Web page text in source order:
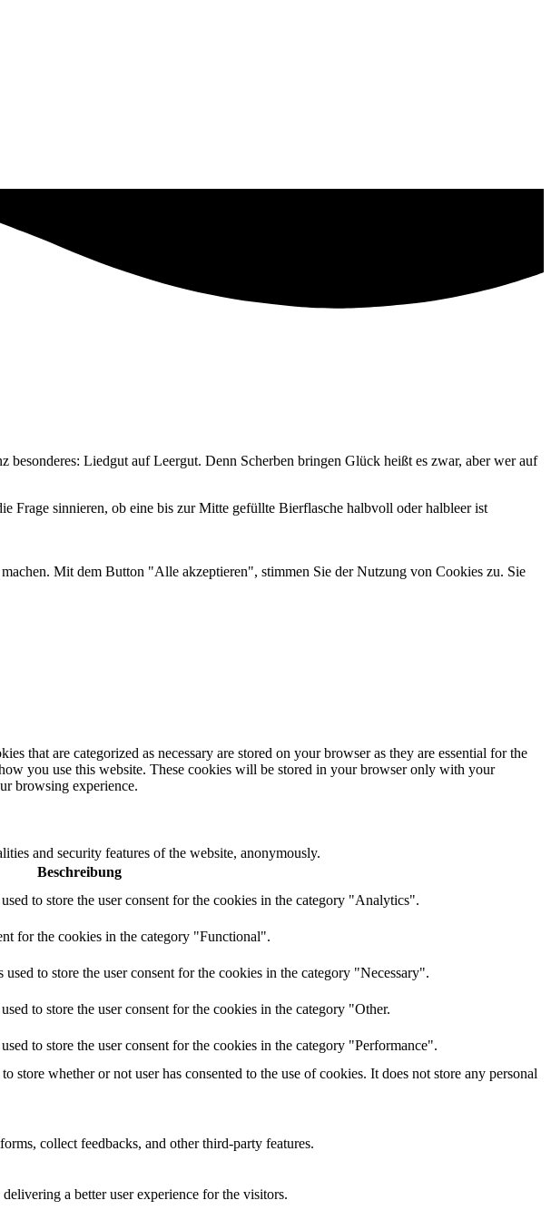
Liedgut auf Leergut. Denn Scherben bringen Glück heißt es zwar, aber wer auf
Frage sinnieren, ob eine bis zur Mitte gefüllte Bierflasche halbvoll oder halbleer ist
Mit dem Button "Alle akzeptieren", stimmen Sie der Nutzung von Cookies zu. Sie
that are categorized as necessary are stored on your browser as they are essential for the
you use this website. These cookies will be stored in your browser only with your
browsing experience.
and security features of the website, anonymously.
Beschreibung
to store the user consent for the cookies in the category "Analytics".
for the cookies in the category "Functional".
to store the user consent for the cookies in the category "Necessary".
to store the user consent for the cookies in the category "Other.
to store the user consent for the cookies in the category "Performance".
whether or not user has consented to the use of cookies. It does not store any personal
collect feedbacks, and other third-party features.
a better user experience for the visitors.